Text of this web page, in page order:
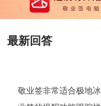
最新回答
敬业签非常适合极地